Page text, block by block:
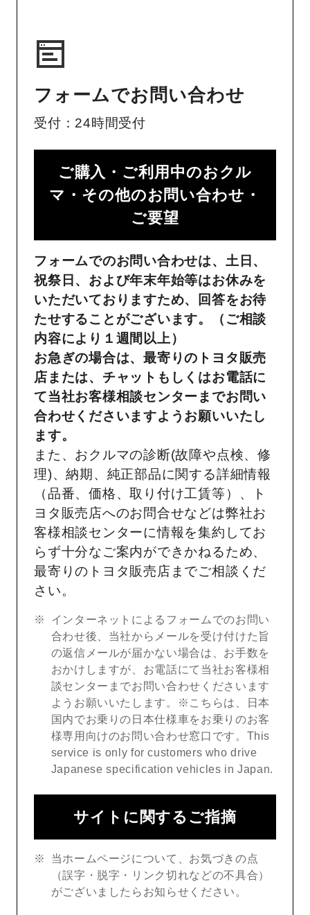
フォームでお問い合わせ
受付：24時間受付
ご購入・ご利用中のおクル
マ・その他のお問い合わせ・
ご要望​
フォームでのお問い合わせは、土日、
祝祭日、および年末年始等はお休みを
いただいておりますため、回答をお待
たせすることがございます。（ご相談
内容により１週間以上）
お急ぎの場合は、最寄りのトヨタ販売
店または、チャットもしくはお電話に
て当社お客様相談センターまでお問い
合わせくださいますようお願いいたし
ます。
また、おクルマの診断(故障や点検、修
理)、納期、純正部品に関する詳細情報
（品番、価格、取り付け工賃等）、ト
ヨタ販売店へのお問合せなどは弊社お
客様相談センターに情報を集約してお
らず十分なご案内ができかねるため、
最寄りのトヨタ販売店までご相談くだ
さい。
インターネットによるフォームでのお問い
合わせ後、当社からメールを受け付けた旨
の返信メールが届かない場合は、お手数を
おかけしますが、お電話にて当社お客様相
談センターまでお問い合わせくださいます
ようお願いいたします。※こちらは、日本
国内でお乗りの日本仕様車をお乗りのお客
様専用向けのお問い合わせ窓口です。This
service is only for customers who drive
Japanese specification vehicles in Japan.
サイトに関するご指摘
当ホームページについて、お気づきの点
（誤字・脱字・リンク切れなどの不具合）
がございましたらお知らせください。